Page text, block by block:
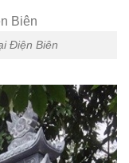
Điện Biên